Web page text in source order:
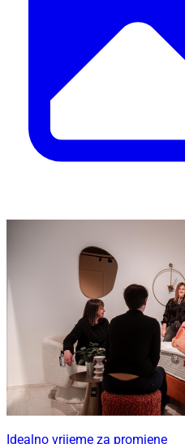
Idealno vrijeme za promjene